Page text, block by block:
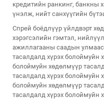
кредитийн ранкинг, банкны
үнэлж, нийт санхүүгийн
Спрей боёдлүүр үйлдвэрт
хэрэгсэлийн гэмтэл,
ажиллагааны саадын
тасалдалд хүрэх болоймуйн
болоймуйн хөдөлмүүр
тасалдалд хүрэх болоймуйн
болоймуйн хөдөлмүүр
тасалдалд хүрэх болоймуйн